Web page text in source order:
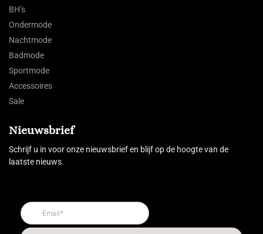
BH’s
Ondermode
Nachtmode
Badmode
Sportmode
Accessoires
Sale
Nieuwsbrief
Schrijf u in voor onze nieuwsbrief en blijf op de hoogte van de
laatste nieuws.